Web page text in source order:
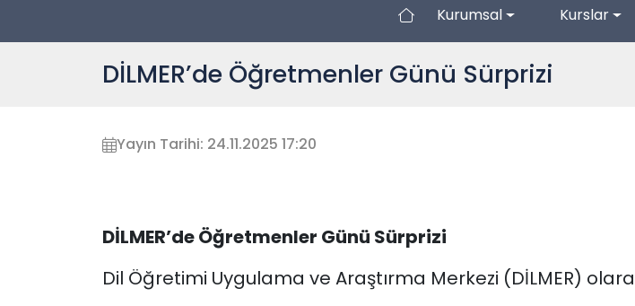
Kurumsal Kurslar
DİLMER’de Öğretmenler Günü Sürprizi
Yayın Tarihi: 24.11.2025 17:20
DİLMER’de Öğretmenler Günü Sürprizi
Dil Öğretimi Uygulama ve Araştırma Merkezi (DİLMER)